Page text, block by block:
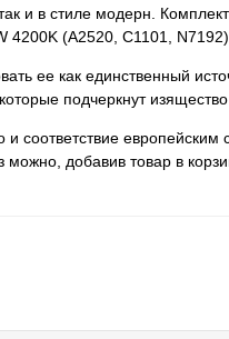
и в стиле модерн.
(A2520, C1101,
ее как единственный
подчеркнут
и соответствие
добавив товар в